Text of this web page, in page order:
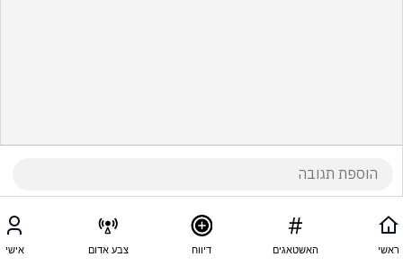
ראשי האשטאגים דיווח צבע אדום אישי